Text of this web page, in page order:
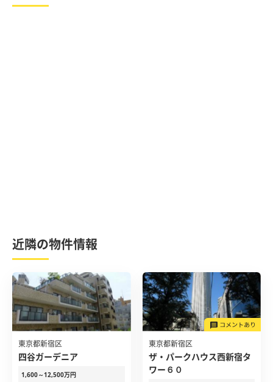
近隣の物件情報
東京都新宿区
四谷ガーデニア
1,600～12,500万円
東京都新宿区
ザ・パークハウス西新宿タ
ワー６０